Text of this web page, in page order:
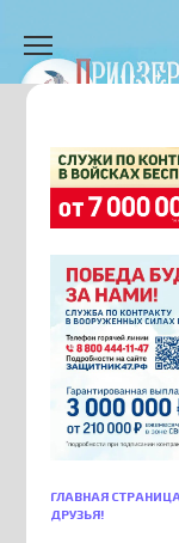
содержанию
ГЛАВНАЯ СТРАНИЦА
ДРУЗЬЯ!